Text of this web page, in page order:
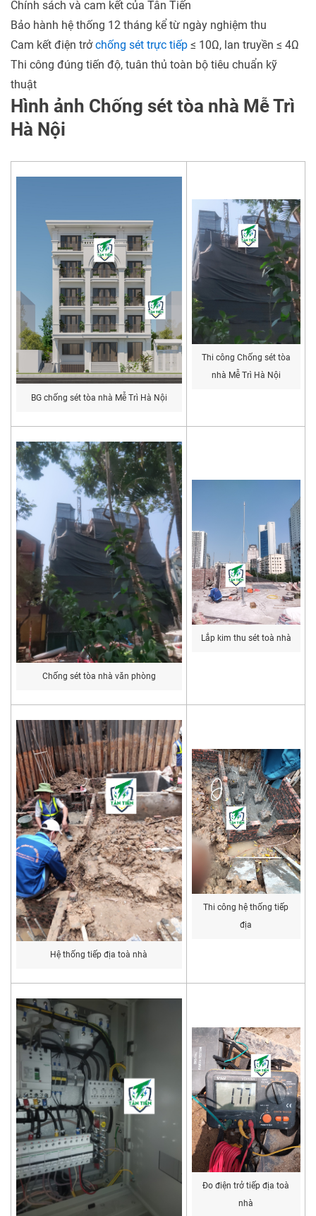
Chính sách và cam kết của Tân Tiến
Bảo hành hệ thống 12 tháng kể từ ngày nghiệm thu
Cam kết điện trởchống sét trực tiếp ≤ 10Ω, lan truyền ≤ 4Ω
Thi công đúng tiến độ, tuân thủ toàn bộ tiêu chuẩn kỹ
thuật
Hình ảnh Chống sét tòa nhà Mễ Trì
Hà Nội
BG chống sét tòa nhà Mễ Trì Hà Nội
Thi công Chống sét tòa
nhà Mễ Trì Hà Nội
Chống sét tòa nhà văn phòng
Lắp kim thu sét toà nhà
Hệ thống tiếp địa toà nhà
Thi công hệ thống tiếp
địa
Đo điện trở tiếp địa toà
nhà